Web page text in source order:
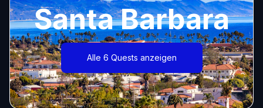
Santa Barbara
Alle 6 Quests anzeigen